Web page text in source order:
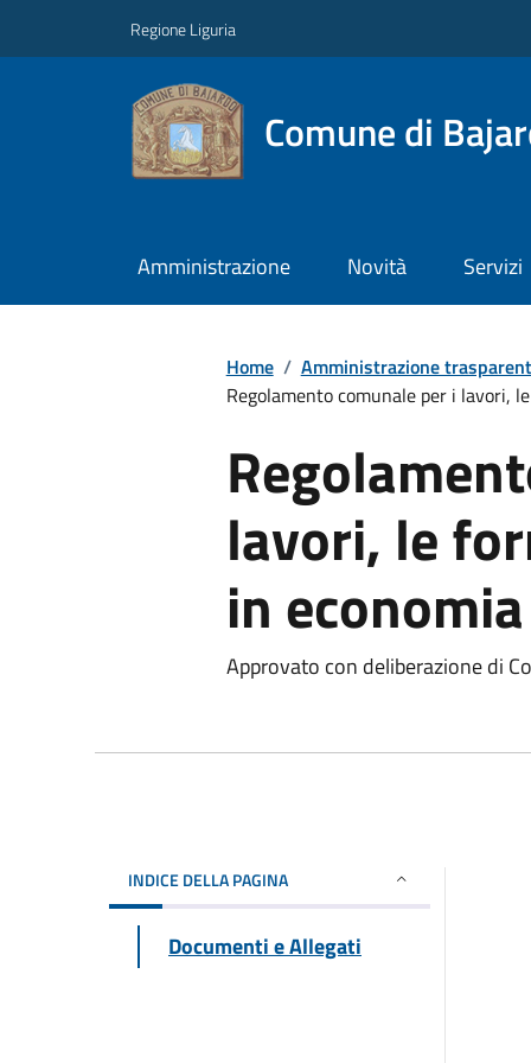
Regione Liguria
Comune di
Amministrazione Novità Servizi
Home / Amministrazione
Regolamento comunale per i lavori,
lavori, le
in economia
Approvato con deliberazione di
INDICE DELLA PAGINA
Documenti e Allegati